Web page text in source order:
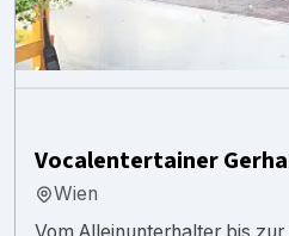
Vocalentertainer
Wien